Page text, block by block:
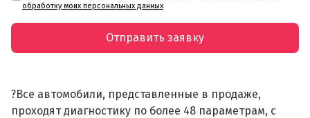
обработку моих персональных данных
Отправить заявку
?Все автомобили, представленные в продаже,
проходят диагностику по более 48 параметрам, с